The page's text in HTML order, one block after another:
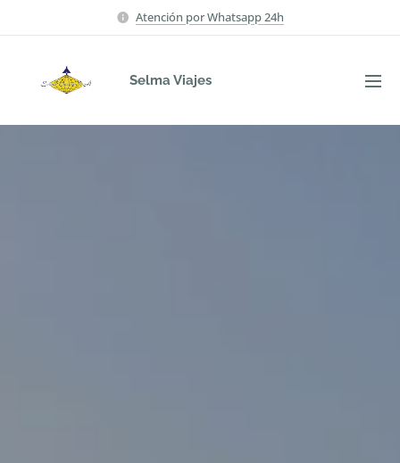
Atención por Whatsapp 24h
Selma Viajes